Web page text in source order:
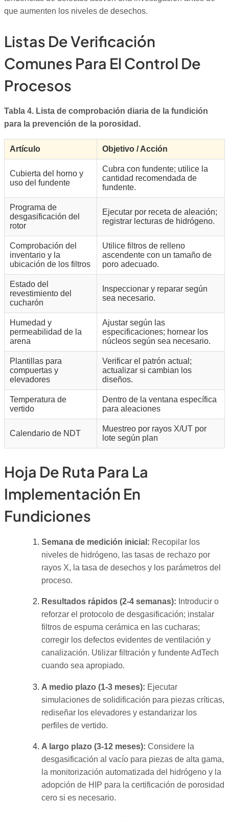
que aumenten los niveles de desechos.
Listas De Verificación
Comunes Para El Control De
Procesos
Tabla 4. Lista de comprobación diaria de la fundición
para la prevención de la porosidad.
Artículo Objetivo / Acción
Cubierta del horno y
uso del fundente
Cubra con fundente; utilice la
cantidad recomendada de
fundente.
Programa de
desgasificación del
rotor
Ejecutar por receta de aleación;
registrar lecturas de hidrógeno.
Comprobación del
inventario y la
ubicación de los filtros
Utilice filtros de relleno
ascendente con un tamaño de
poro adecuado.
Estado del
revestimiento del
cucharón
Inspeccionar y reparar según
sea necesario.
Humedad y
permeabilidad de la
arena
Ajustar según las
especificaciones; hornear los
núcleos según sea necesario.
Plantillas para
compuertas y
elevadores
Verificar el patrón actual;
actualizar si cambian los
diseños.
Temperatura de
vertido
Dentro de la ventana específica
para aleaciones
Calendario de NDT
Muestreo por rayos X/UT por
lote según plan
Hoja De Ruta Para La
Implementación En
Fundiciones
Semana de medición inicial: Recopilar los
niveles de hidrógeno, las tasas de rechazo por
rayos X, la tasa de desechos y los parámetros del
proceso.
Resultados rápidos (2-4 semanas): Introducir o
reforzar el protocolo de desgasificación; instalar
filtros de espuma cerámica en las cucharas;
corregir los defectos evidentes de ventilación y
canalización. Utilizar filtración y fundente AdTech
cuando sea apropiado.
A medio plazo (1-3 meses): Ejecutar
simulaciones de solidificación para piezas críticas,
rediseñar los elevadores y estandarizar los
perfiles de vertido.
A largo plazo (3-12 meses): Considere la
desgasificación al vacío para piezas de alta gama,
la monitorización automatizada del hidrógeno y la
adopción de HIP para la certificación de porosidad
cero si es necesario.